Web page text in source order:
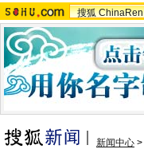
搜狐 ChinaRen
新闻中心 >